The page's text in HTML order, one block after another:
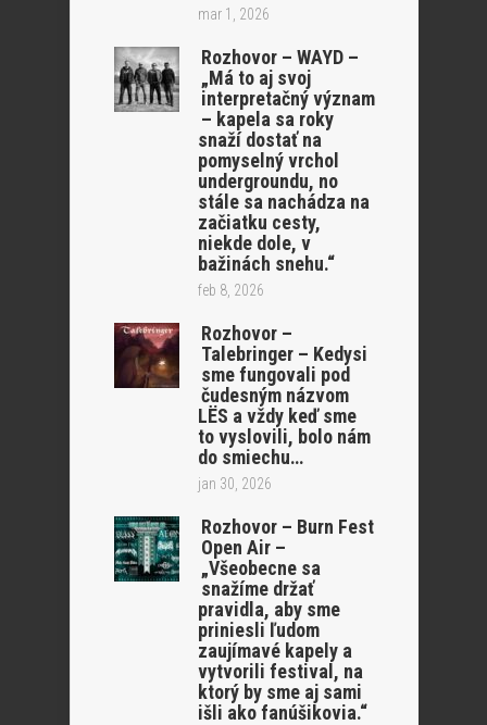
mar 1, 2026
Rozhovor – WAYD –
„Má to aj svoj
interpretačný význam
– kapela sa roky
snaží dostať na
pomyselný vrchol
undergroundu, no
stále sa nachádza na
začiatku cesty,
niekde dole, v
bažinách snehu.“
feb 8, 2026
Rozhovor –
Talebringer – Kedysi
sme fungovali pod
čudesným názvom
LËS a vždy keď sme
to vyslovili, bolo nám
do smiechu…
jan 30, 2026
Rozhovor – Burn Fest
Open Air –
„Všeobecne sa
snažíme držať
pravidla, aby sme
priniesli ľudom
zaujímavé kapely a
vytvorili festival, na
ktorý by sme aj sami
išli ako fanúšikovia.“